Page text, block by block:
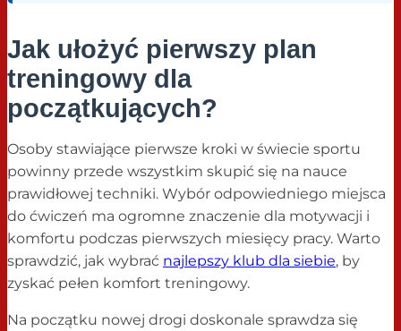
Jak ułożyć pierwszy plan
treningowy dla
początkujących?
Osoby stawiające pierwsze kroki w świecie sportu
powinny przede wszystkim skupić się na nauce
prawidłowej techniki. Wybór odpowiedniego miejsca
do ćwiczeń ma ogromne znaczenie dla motywacji i
komfortu podczas pierwszych miesięcy pracy. Warto
sprawdzić, jak wybrać najlepszy klub dla siebie, by
zyskać pełen komfort treningowy.
Na początku nowej drogi doskonale sprawdza się